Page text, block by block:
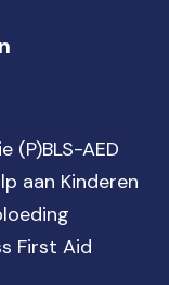
(P)BLS-AED
aan Kinderen
First Aid